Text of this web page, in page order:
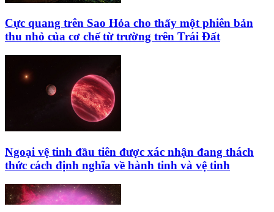
Cực quang trên Sao Hỏa cho thấy một phiên bản
thu nhỏ của cơ chế từ trường trên Trái Đất
Ngoại vệ tinh đầu tiên được xác nhận đang thách
thức cách định nghĩa về hành tinh và vệ tinh